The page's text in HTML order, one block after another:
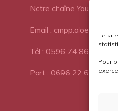
Le
Pour
Notre chaîne Youtube
Email :
Tél : 0596 74 86 77
Port : 0696 22 64 72